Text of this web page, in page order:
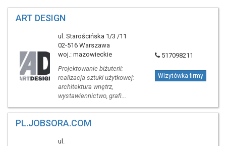
ART DESIGN
ul. Starościńska 1/3 /11
02-516 Warszawa
woj.: mazowieckie
Projektowanie biżuterii;
realizacja sztuki użytkowej:
architektura wnętrz,
wystawiennictwo, grafi...
517098211
Wizytówka firmy
PL.JOBSORA.COM
ul.